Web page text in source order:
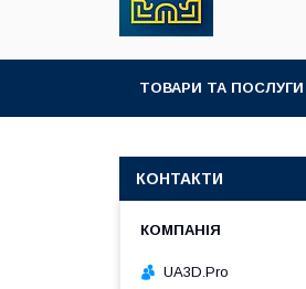
ТОВАРИ ТА ПОСЛУГИ
КОНТАКТИ
UA3D.Pro